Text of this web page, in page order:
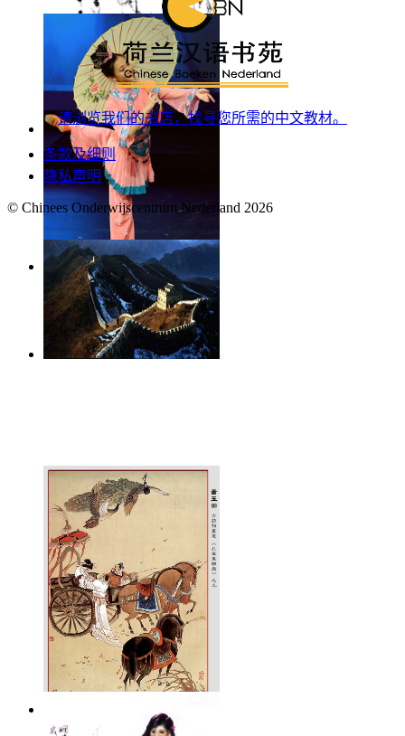
请浏览我们的书店，找寻您所需的中文教材。
条款及细则
隐私声明
© Chinees Onderwijscentrum Nederland 2026